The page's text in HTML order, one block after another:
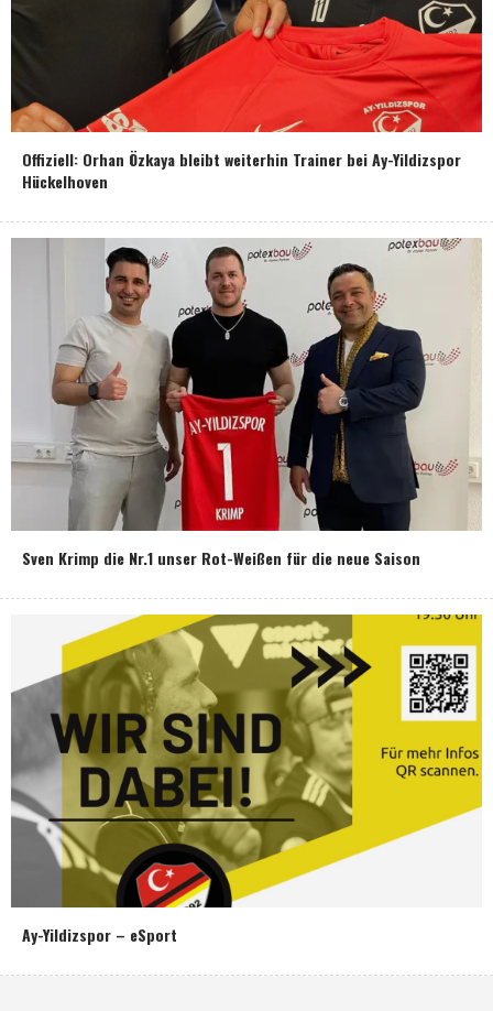
Offiziell: Orhan Özkaya bleibt weiterhin Trainer bei Ay-Yildizspor
Hückelhoven
Sven Krimp die Nr.1 unser Rot-Weißen für die neue Saison
Ay-Yildizspor – eSport